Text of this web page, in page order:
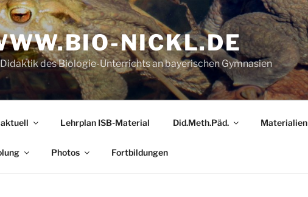
NICKL.DE
des Biologie-Unterrichts an bayerischen Gymnasien
Lehrplan ISB-Material Did.Meth.Päd. Materialien
Photos Fortbildungen